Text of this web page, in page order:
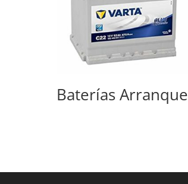
Baterías Arranque